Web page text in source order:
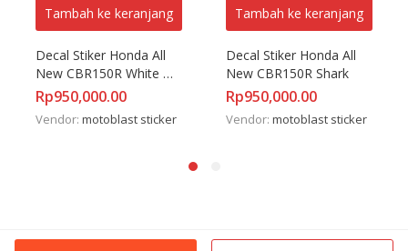
Tambah ke keranjang
Decal Stiker Honda All
New CBR150R White
Blue
Rp950,000.00
Vendor: motoblast sticker
Tambah ke keranjang
Decal Stiker Honda All
New CBR150R Shark
Rp950,000.00
Vendor: motoblast sticker